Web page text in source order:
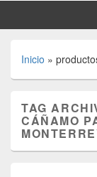
Inicio »
TAG
CÁÑAMO